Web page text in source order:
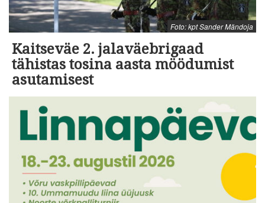
Foto: kpt Sander Mändoja
Kaitseväe 2. jalaväebrigaad
tähistas tosina aasta möödumist
asutamisest